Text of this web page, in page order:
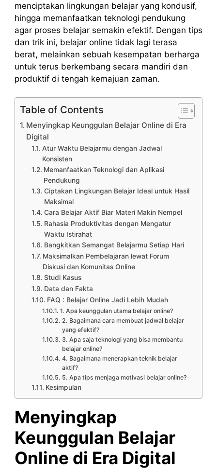
menciptakan lingkungan belajar yang kondusif,
hingga memanfaatkan teknologi pendukung
agar proses belajar semakin efektif. Dengan tips
dan trik ini, belajar online tidak lagi terasa
berat, melainkan sebuah kesempatan berharga
untuk terus berkembang secara mandiri dan
produktif di tengah kemajuan zaman.
Table of Contents
Menyingkap Keunggulan Belajar Online di Era
Digital
Atur Waktu Belajarmu dengan Jadwal
Konsisten
Memanfaatkan Teknologi dan Aplikasi
Pendukung
Ciptakan Lingkungan Belajar Ideal untuk Hasil
Maksimal
Cara Belajar Aktif Biar Materi Makin Nempel
Rahasia Produktivitas dengan Mengatur
Waktu Istirahat
Bangkitkan Semangat Belajarmu Setiap Hari
Maksimalkan Pembelajaran lewat Forum
Diskusi dan Komunitas Online
Studi Kasus
Data dan Fakta
FAQ : Belajar Online Jadi Lebih Mudah
1. Apa keunggulan utama belajar online?
2. Bagaimana cara membuat jadwal belajar
yang efektif?
3. Apa saja teknologi yang bisa membantu
belajar online?
4. Bagaimana menerapkan teknik belajar
aktif?
5. Apa tips menjaga motivasi belajar online?
Kesimpulan
Menyingkap
Keunggulan Belajar
Online di Era Digital